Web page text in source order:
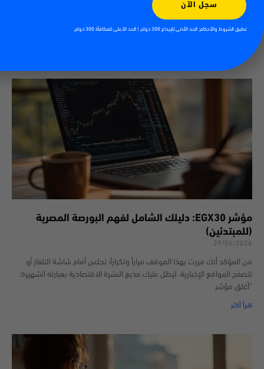
أدى صعود العملات الرقمية إلى خلق فرص جديدة للأفراد الراغبين في المشاركة
في الأسواق المالية العالمية. فمن البيتكوين والإيثيريوم إلى آلاف العملات
الرقمية الأخرى، أصبح
مؤشر EGX30: دليلك الشامل لفهم البورصة المصرية
(للمبتدئين)
29/06/2026
من المؤكد أنك مررت بهذا الموقف مراراً وتكراراً؛ تجلس أمام شاشة التلفاز أو
تتصفح المواقع الإخبارية، ليطل عليك مذيع النشرة الاقتصادية بعبارته الشهيرة:
“أغلق مؤشر
اقرأ أكثر
سجل الآن
تطبق الشروط والأحكام: الحد الأدنى للإيداع 300 دولار | الحد الأعلى للمكافأة 300 دولار